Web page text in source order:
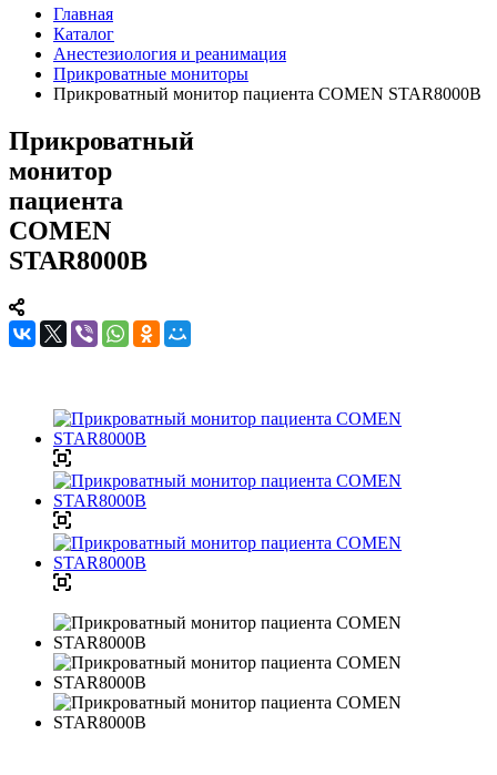
Главная
Каталог
Анестезиология и реанимация
Прикроватные мониторы
Прикроватный монитор пациента COMEN STAR8000B
Прикроватный
монитор
пациента
COMEN
STAR8000B